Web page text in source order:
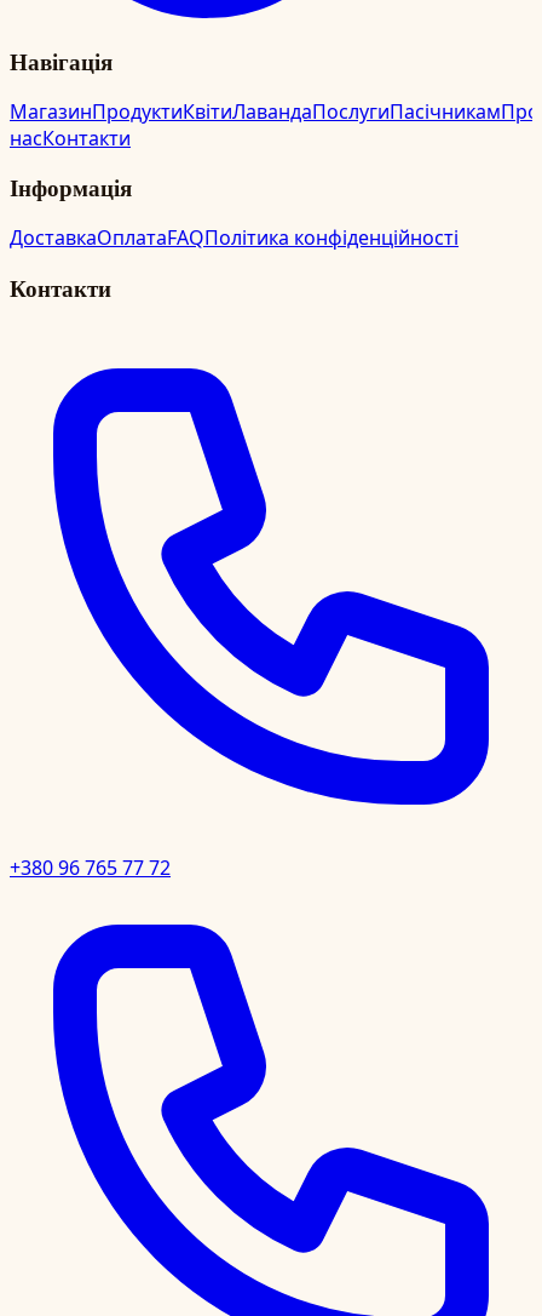
Навігація
МагазинПродуктиКвітиЛавандаПослугиПасічникамПро
насКонтакти
Інформація
ДоставкаОплатаFAQПолітика конфіденційності
Контакти
+380 96 765 77 72